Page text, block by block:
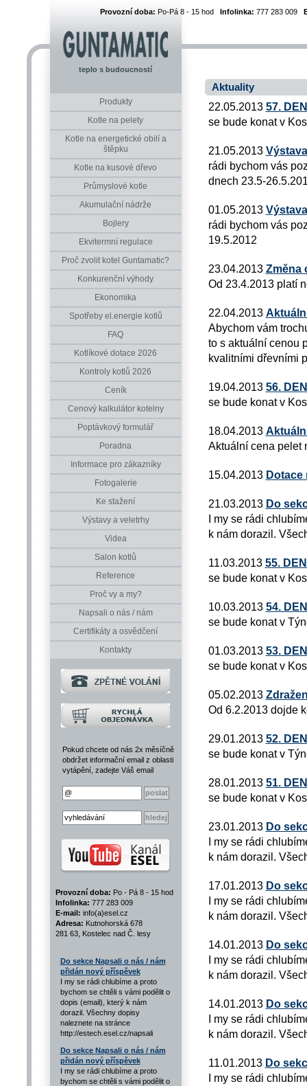
Provozní doba: Po-Pá 8 - 15 hod Infolinka: 777 283 009
teplo s budoucností
Produkty
Kotle na pelety
Kotle na energetické obilí a
štěpku
Kotle na kusové dřevo
Průmyslové kotle
Akumulační nádrže
Bojlery
Ekvitermní regulace
Proč zvolit kotel Guntamatic?
Konkurenční výhody
Ekonomika
Spotřeby el.energie kotlů
FAQ
Kotlíkové dotace 2026
Kontroly kotlů 2026
Ceník
Cenový kalkulátor kotelny
Poptávkový formulář
Poradna
Informace pro zákazníky
Fotogalerie
Ke stažení
Výstavy a veletrhy
Videa
Salon kotlů
Reference
Proč vy a my?
Napsali o nás / nám
Certifikáty a osvědčení
Kontakty
Pokud chcete od nás 2x měsíčně
obdržet informační email z oblasti
vytápění, zadejte Váš email
Provozní doba: Po - Pá 8 - 15 hod
Infolinka: 777 283 009
E-mail: info(a)esel.cz
Adresa: Kutnohorská 678
281 63, Kostelec nad Č. lesy
Do sekce Napsali o nás / nám
přidán nový příspěvek
I my se rádi chlubíme a proto
bychom se chtěli s vámi podělit o
dopis (email), který k nám
dorazil. Všechny dopisy
naleznete na stránce
http://estech.esel.cz/napsali
Do sekce Napsali o nás / nám
přidán nový příspěvek
I my se rádi chlubíme a proto
bychom se chtěli s vámi podělit o
Aktuality
22.05.2013 57.
se bude konat v
21.05.2013
rádi bychom vás
dnech 23.5-
01.05.2013
rádi bychom vás
19.5.2012
23.04.2013 Změna
Od 23.4.2013 platí
22.04.2013
Abychom vám
to s aktuální cenou
kvalitními dřevními
19.04.2013 56.
se bude konat v
18.04.2013
Aktuální cena pelet
15.04.2013 Dotace
21.03.2013 Do
I my se rádi
k nám dorazil.
11.03.2013 55.
se bude konat v
10.03.2013 54.
se bude konat v
01.03.2013 53.
se bude konat v
05.02.2013
Od 6.2.2013 dojde
29.01.2013 52.
se bude konat v
28.01.2013 51.
se bude konat v
23.01.2013 Do
I my se rádi
k nám dorazil.
17.01.2013 Do
I my se rádi
k nám dorazil.
14.01.2013 Do
I my se rádi
k nám dorazil.
14.01.2013 Do
I my se rádi
k nám dorazil.
11.01.2013 Do
I my se rádi